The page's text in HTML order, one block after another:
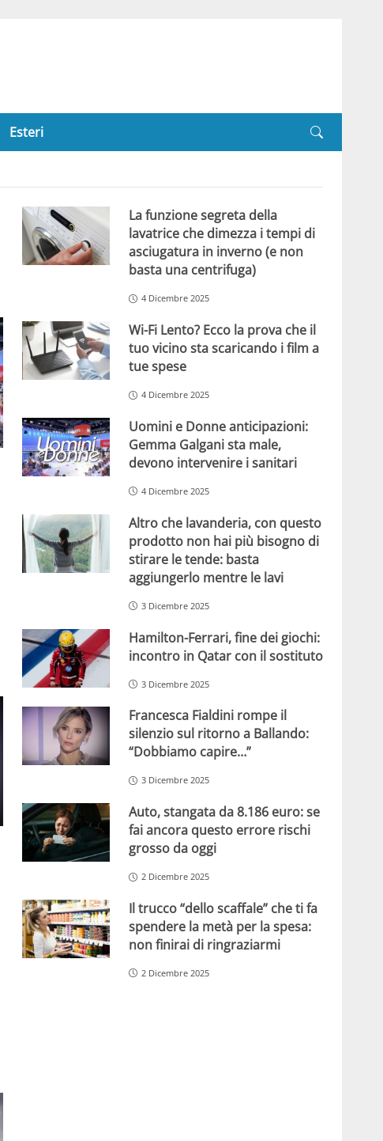
Esteri
La funzione segreta della
lavatrice che dimezza i tempi di
asciugatura in inverno (e non
basta una centrifuga)
4 Dicembre 2025
Wi-Fi Lento? Ecco la prova che il
tuo vicino sta scaricando i film a
tue spese
4 Dicembre 2025
Uomini e Donne anticipazioni:
Gemma Galgani sta male,
devono intervenire i sanitari
4 Dicembre 2025
Altro che lavanderia, con questo
prodotto non hai più bisogno di
stirare le tende: basta
aggiungerlo mentre le lavi
3 Dicembre 2025
Hamilton-Ferrari, fine dei giochi:
incontro in Qatar con il sostituto
3 Dicembre 2025
Francesca Fialdini rompe il
silenzio sul ritorno a Ballando:
“Dobbiamo capire…”
3 Dicembre 2025
Auto, stangata da 8.186 euro: se
fai ancora questo errore rischi
grosso da oggi
2 Dicembre 2025
Il trucco “dello scaffale” che ti fa
spendere la metà per la spesa:
non finirai di ringraziarmi
2 Dicembre 2025